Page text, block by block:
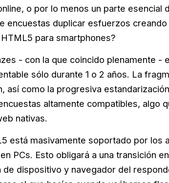
o por lo menos un parte esencial
encuestas duplicar esfuerzos
para smartphones?
- con la que coincido plenamente -
sólo durante 1 o 2 años. La
así como la progresiva
altamente compatibles, algo
nativas.
está masivamente soportado por los
PCs. Esto obligará a una transición
dispositivo y navegador del